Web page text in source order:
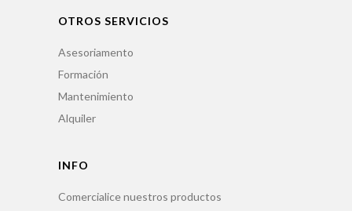
OTROS SERVICIOS
Asesoriamento
Formación
Mantenimiento
Alquiler
INFO
Comercialice nuestros productos